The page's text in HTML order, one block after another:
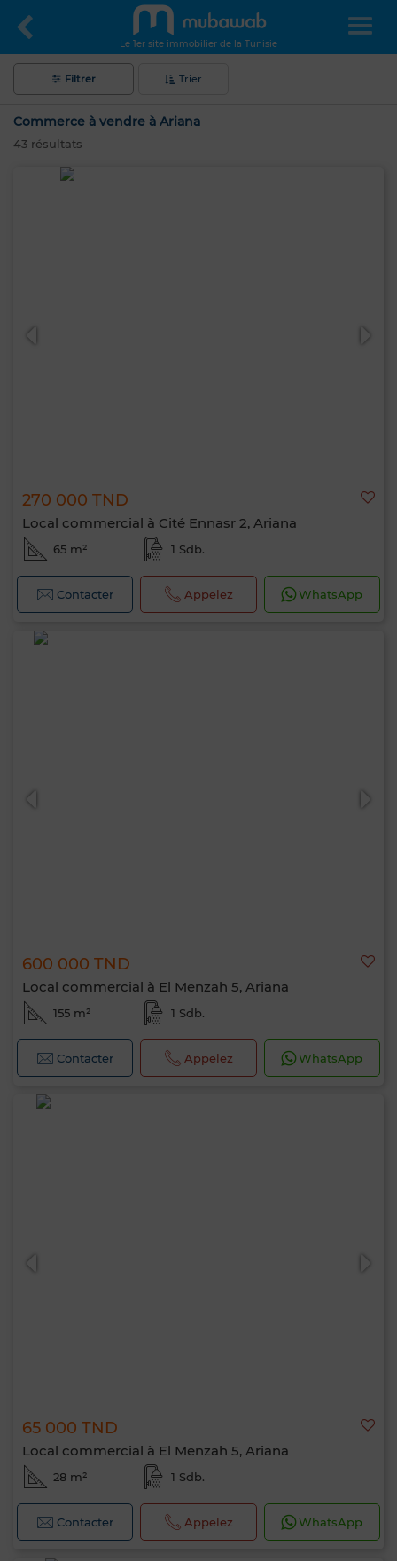
Le 1er site immobilier de la Tunisie
Filtrer Trier
Commerce à vendre à Ariana
43 résultats
270 000 TND
Local commercial à Cité Ennasr 2, Ariana
65 m² 1 Sdb.
Contacter Appelez WhatsApp
600 000 TND
Local commercial à El Menzah 5, Ariana
155 m² 1 Sdb.
Contacter Appelez WhatsApp
65 000 TND
Local commercial à El Menzah 5, Ariana
28 m² 1 Sdb.
Contacter Appelez WhatsApp